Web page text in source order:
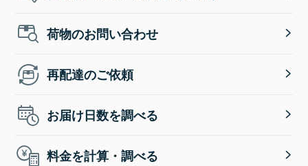
荷物のお問い合わせ
再配達のご依頼
お届け日数を調べる
料金を計算・調べる